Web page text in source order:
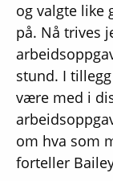
og valgte like
på. Nå trives
stund. I
være med i
om hva som
forteller